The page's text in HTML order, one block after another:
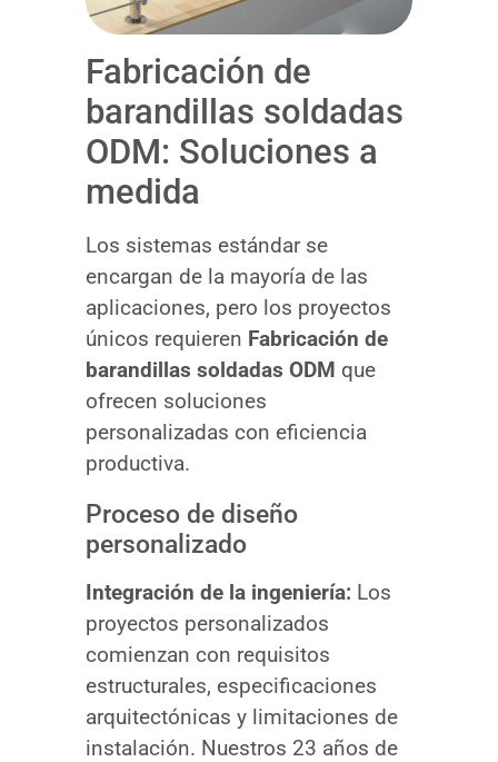
Fabricación de
barandillas soldadas
ODM: Soluciones a
medida
Los sistemas estándar se
encargan de la mayoría de las
aplicaciones, pero los proyectos
únicos requieren Fabricación de
barandillas soldadas ODM que
ofrecen soluciones
personalizadas con eficiencia
productiva.
Proceso de diseño
personalizado
Integración de la ingeniería: Los
proyectos personalizados
comienzan con requisitos
estructurales, especificaciones
arquitectónicas y limitaciones de
instalación. Nuestros 23 años de